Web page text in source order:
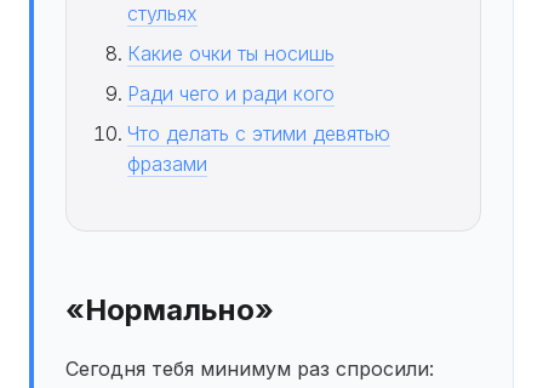
стульях
Какие очки ты носишь
Ради чего и ради кого
Что делать с этими девятью
фразами
«Нормально»
Сегодня тебя минимум раз спросили: